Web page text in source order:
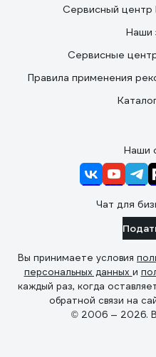
Сервисный центр
Наши
Сервисные
Правила применения
Наши
Чат для
Вы принимаете условия
персональных данных и
каждый раз, когда
обратной связи на
© 2006 — 2026.